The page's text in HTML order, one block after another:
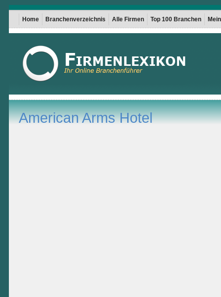
Home Branchenverzeichnis Alle Firmen Top 100 Branchen
American Arms Hotel